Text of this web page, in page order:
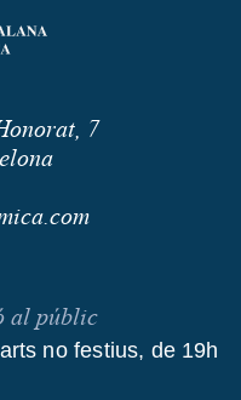
7
al públic
no festius, de 19h